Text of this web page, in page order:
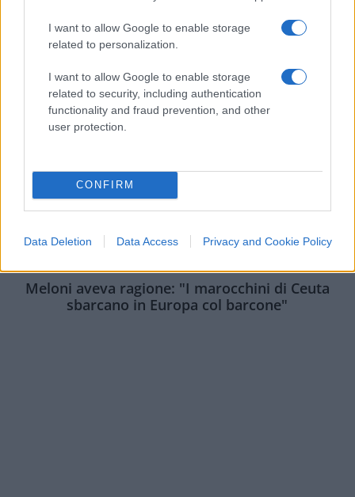
I want to allow Google to enable storage
related to personalization.
I want to allow Google to enable storage
related to security, including authentication
functionality and fraud prevention, and other
user protection.
CONFIRM
Data Deletion Data Access Privacy and Cookie Policy
14.7k
Meloni aveva ragione: "I marocchini di Ceuta
sbarcano in Europa col barcone"